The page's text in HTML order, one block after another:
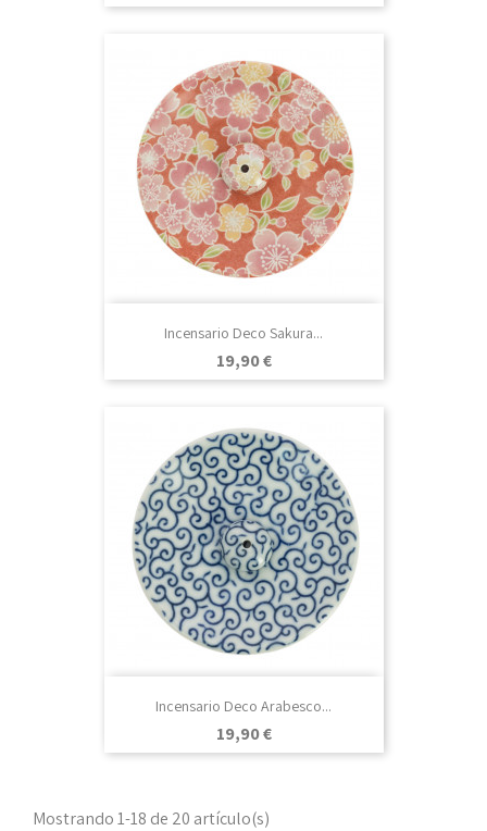
Incensario Deco Sakura...
Precio
19,90 €
Incensario Deco Arabesco...
Precio
19,90 €
Mostrando 1-18 de 20 artículo(s)